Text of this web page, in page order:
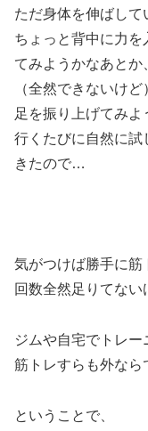
ただ身体を伸ばして
ちょっと背中に力を
てみようかなあとか
（全然できないけど
足を振り上げてみよ
行くたびに自然に試
きたので…
気がつけば勝手に筋
回数全然足りてない
ジムや自宅でトレー
筋トレすらも外なら
ということで、